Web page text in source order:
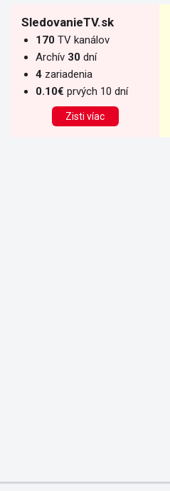
SledovanieTV.sk
170 TV kanálov
Archív 30 dní
4 zariadenia
0.10€ prvých 10 dní
Zisti víac